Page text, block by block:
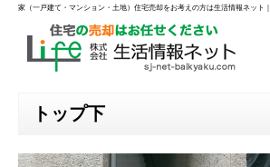
家（一戸建て・マンション・土地）住宅売却をお考えの方は生活情報ネット
トップ下